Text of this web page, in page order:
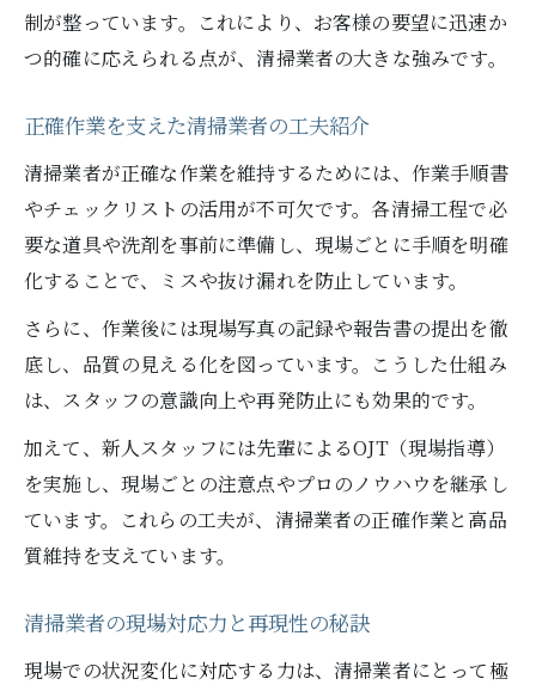
制が整っています。これにより、お客様の要望に迅速か
つ的確に応えられる点が、清掃業者の大きな強みです。
正確作業を支えた清掃業者の工夫紹介
清掃業者が正確な作業を維持するためには、作業手順書
やチェックリストの活用が不可欠です。各清掃工程で必
要な道具や洗剤を事前に準備し、現場ごとに手順を明確
化することで、ミスや抜け漏れを防止しています。
さらに、作業後には現場写真の記録や報告書の提出を徹
底し、品質の見える化を図っています。こうした仕組み
は、スタッフの意識向上や再発防止にも効果的です。
加えて、新人スタッフには先輩によるOJT（現場指導）
を実施し、現場ごとの注意点やプロのノウハウを継承し
ています。これらの工夫が、清掃業者の正確作業と高品
質維持を支えています。
清掃業者の現場対応力と再現性の秘訣
現場での状況変化に対応する力は、清掃業者にとって極